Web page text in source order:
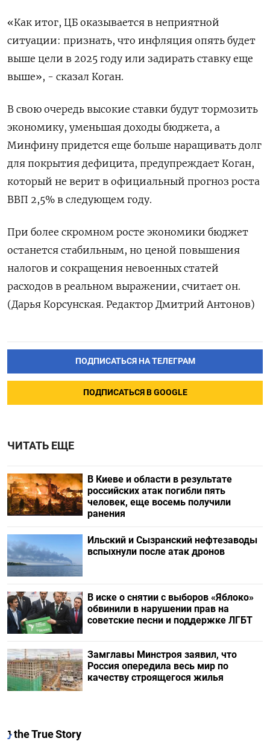
«Как итог, ЦБ оказывается в неприятной
ситуации: признать, что инфляция опять будет
выше цели в 2025 году или задирать ставку еще
выше», - сказал Коган.
В свою очередь высокие ставки будут тормозить
экономику, уменьшая доходы бюджета, а
Минфину придется еще больше наращивать долг
для покрытия дефицита, предупреждает Коган,
который не верит в официальный прогноз роста
ВВП 2,5% в следующем году.
При более скромном росте экономики бюджет
останется стабильным, но ценой повышения
налогов и сокращения невоенных статей
расходов в реальном выражении, считает он.
(Дарья Корсунская. Редактор Дмитрий Антонов)
ПОДПИСАТЬСЯ НА ТЕЛЕГРАМ
ПОДПИСАТЬСЯ В GOOGLE
ЧИТАТЬ ЕЩЕ
В Киеве и области в результате
российских атак погибли пять
человек, еще восемь получили
ранения
Ильский и Сызранский нефтезаводы
вспыхнули после атак дронов
В иске о снятии с выборов «Яблоко»
обвинили в нарушении прав на
советские песни и поддержке ЛГБТ
Замглавы Минстроя заявил, что
Россия опередила весь мир по
качеству строящегося жилья